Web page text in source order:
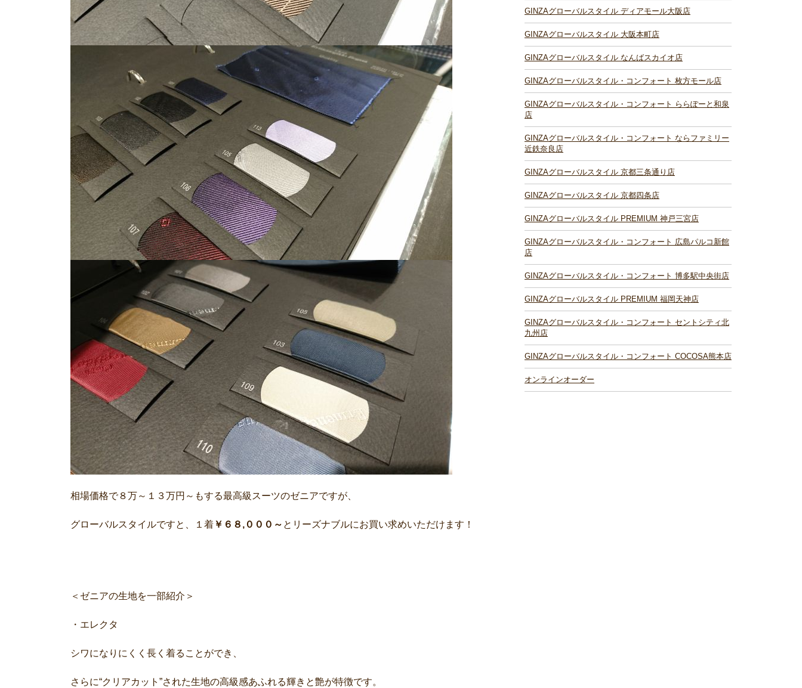
相場価格で８万～１３万円～もする最高級スーツのゼニアですが、
グローバルスタイルですと、１着￥６８,０００～ とリーズナブルにお買い求めいただけます！
＜ゼニアの生地を一部紹介＞
・エレクタ
シワになりにくく長く着ることができ、
さらに“クリアカット”された生地の高級感あふれる輝きと艶が特徴です。
GINZAグローバルスタイル ディアモール大阪店
GINZAグローバルスタイル 大阪本町店
GINZAグローバルスタイル なんばスカイオ店
GINZAグローバルスタイル・コンフォート 枚方モール店
GINZAグローバルスタイル・コンフォート ららぽーと和泉
店
GINZAグローバルスタイル・コンフォート ならファミリー
近鉄奈良店
GINZAグローバルスタイル 京都三条通り店
GINZAグローバルスタイル 京都四条店
GINZAグローバルスタイル PREMIUM 神戸三宮店
GINZAグローバルスタイル・コンフォート 広島パルコ新館
店
GINZAグローバルスタイル・コンフォート 博多駅中央街店
GINZAグローバルスタイル PREMIUM 福岡天神店
GINZAグローバルスタイル・コンフォート セントシティ北
九州店
GINZAグローバルスタイル・コンフォート COCOSA熊本店
オンラインオーダー